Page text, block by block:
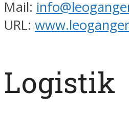
Mail:
URL:
Logistik